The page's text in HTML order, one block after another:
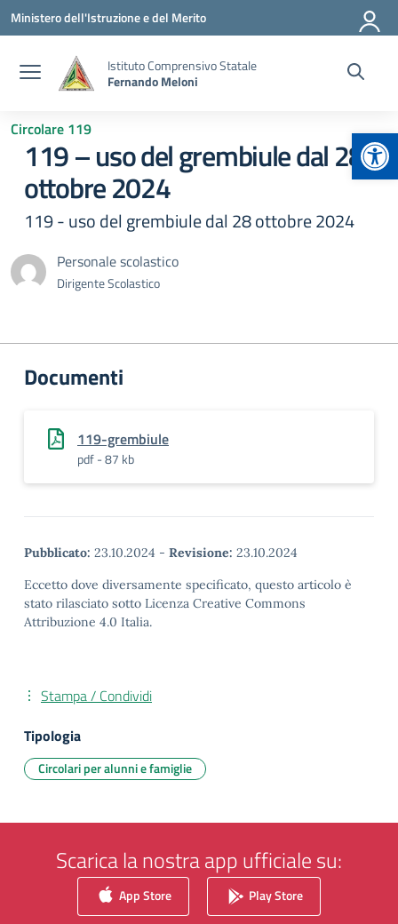
Vai ai contenuti
Vai al menu di navigazione
Vai al footer
Ministero dell'Istruzione e del Merito
Istituto Comprensivo Statale
Fernando Meloni
Circolare 119
119 – uso del grembiule dal 28
ottobre 2024
119 - uso del grembiule dal 28 ottobre 2024
Personale scolastico
Dirigente Scolastico
Documenti
119-grembiule
pdf - 87 kb
Pubblicato: 23.10.2024 - Revisione: 23.10.2024
Eccetto dove diversamente specificato, questo articolo è
stato rilasciato sotto Licenza Creative Commons
Attribuzione 4.0 Italia.
Stampa / Condividi
Tipologia
Circolari per alunni e famiglie
Scarica la nostra app ufficiale su:
App Store Play Store